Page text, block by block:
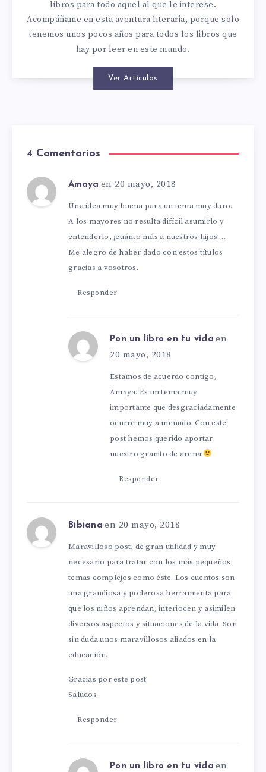
libros para todo aquel al que le interese.
Acompáñame en esta aventura literaria, porque solo
tenemos unos pocos años para todos los libros que
hay por leer en este mundo.
Ver Artículos
4 Comentarios
Amaya en 20 mayo, 2018
Una idea muy buena para un tema muy duro.
A los mayores no resulta difícil asumirlo y
entenderlo, ¡cuánto más a nuestros hijos!…
Me alegro de haber dado con estos títulos
gracias a vosotros.
Responder
Pon un libro en tu vida en
20 mayo, 2018
Estamos de acuerdo contigo,
Amaya. Es un tema muy
importante que desgraciadamente
ocurre muy a menudo. Con este
post hemos querido aportar
nuestro granito de arena
Responder
Bibiana en 20 mayo, 2018
Maravilloso post, de gran utilidad y muy
necesario para tratar con los más pequeños
temas complejos como éste. Los cuentos son
una grandiosa y poderosa herramienta para
que los niños aprendan, interiocen y asimilen
diversos aspectos y situaciones de la vida. Son
sin duda unos maravillosos aliados en la
educación.
Gracias por este post!
Saludos
Responder
Pon un libro en tu vida en